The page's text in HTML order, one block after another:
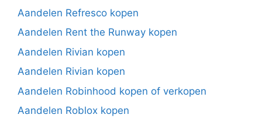
Aandelen Refresco kopen
Aandelen Rent the Runway kopen
Aandelen Rivian kopen
Aandelen Rivian kopen
Aandelen Robinhood kopen of verkopen
Aandelen Roblox kopen